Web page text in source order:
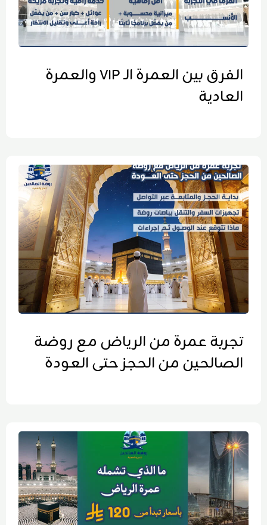
الفرق بين العمرة الـ VIP والعمرة
العادية
تجربة عمرة من الرياض مع روضة
الصالحين من الحجز حتى العودة